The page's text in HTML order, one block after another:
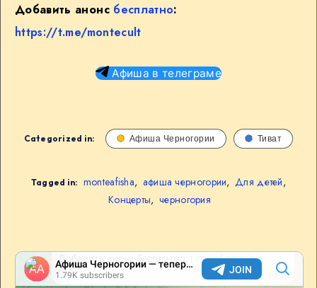
Добавить анонс бесплатно:
https://t.me/montecult
Афиша в телеграме
Categorized in: Афиша Черногории Тиват
Tagged in: monteafisha, афиша черногории, Для детей,
Концерты, черногория